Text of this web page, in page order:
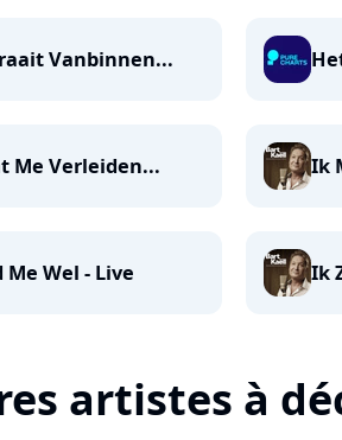
Vanbinnen...
Me Verleiden... Ik
Me Wel - Live Ik
artistes à